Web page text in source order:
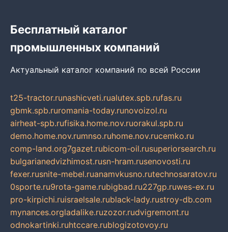
Бесплатный каталог
промышленных компаний
Актуальный каталог компаний по всей России
t25-tractor.runashicveti.rualutex.spb.rufas.ru
gbmk.spb.ruromania-today.runovoizol.ru
airheat-spb.rufisika.home.nov.ruorakul.spb.ru
demo.home.nov.rumnso.ruhome.nov.rucemko.ru
comp-land.org7gazet.rubicom-oil.rusuperiorsearch.ru
bulgarianedvizhimost.rusn-hram.rusenovosti.ru
fexer.rusnite-mebel.ruanamvkusno.rutechnosaratov.ru
0sporte.ru9rota-game.rubigbad.ru227gp.ruwes-ex.ru
pro-kirpichi.ruisraelsale.rublack-lady.rustroy-db.com
mynances.orgladalike.ruzozor.rudvigremont.ru
odnokartinki.ruhtccare.rublogizotovoy.ru